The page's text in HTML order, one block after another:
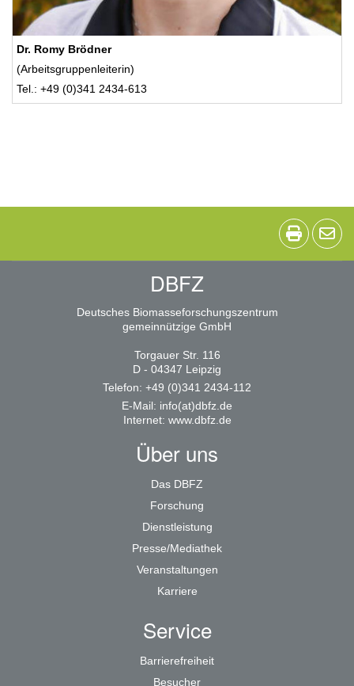
Dr. Romy Brödner
(Arbeitsgruppenleiterin)
Tel.: +49 (0)341 2434-613
DBFZ
Deutsches Biomasseforschungszentrum
gemeinnützige GmbH
Torgauer Str. 116
D - 04347 Leipzig
Telefon: +49 (0)341 2434-112
E-Mail: info(at)dbfz.de
Internet: www.dbfz.de
Über uns
Das DBFZ
Forschung
Dienstleistung
Presse/Mediathek
Veranstaltungen
Karriere
Service
Barrierefreiheit
Besucher